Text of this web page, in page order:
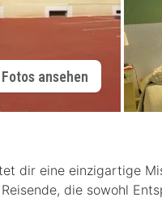
ansehen
dir eine einzigartige
die sowohl